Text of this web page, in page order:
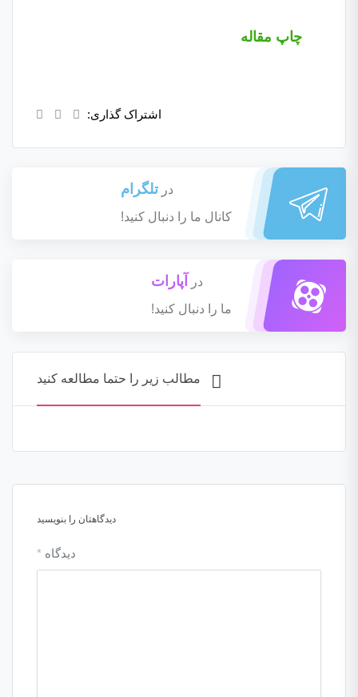
چاپ مقاله
اشتراک گذاری:
در تلگرام
کانال ما را دنبال کنید!
در آپارات
ما را دنبال کنید!
مطالب زیر را حتما مطالعه کنید
دیدگاهتان را بنویسید
دیدگاه *